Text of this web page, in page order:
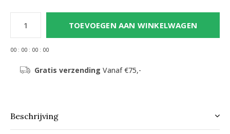
TOEVOEGEN AAN WINKELWAGEN
00 : 00 : 00 : 00
Gratis verzending Vanaf €75,-
Beschrijving